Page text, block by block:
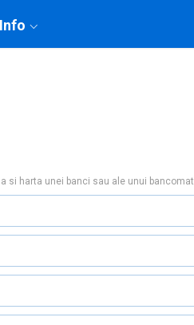
Info
si harta unei banci sau ale unui bancomat